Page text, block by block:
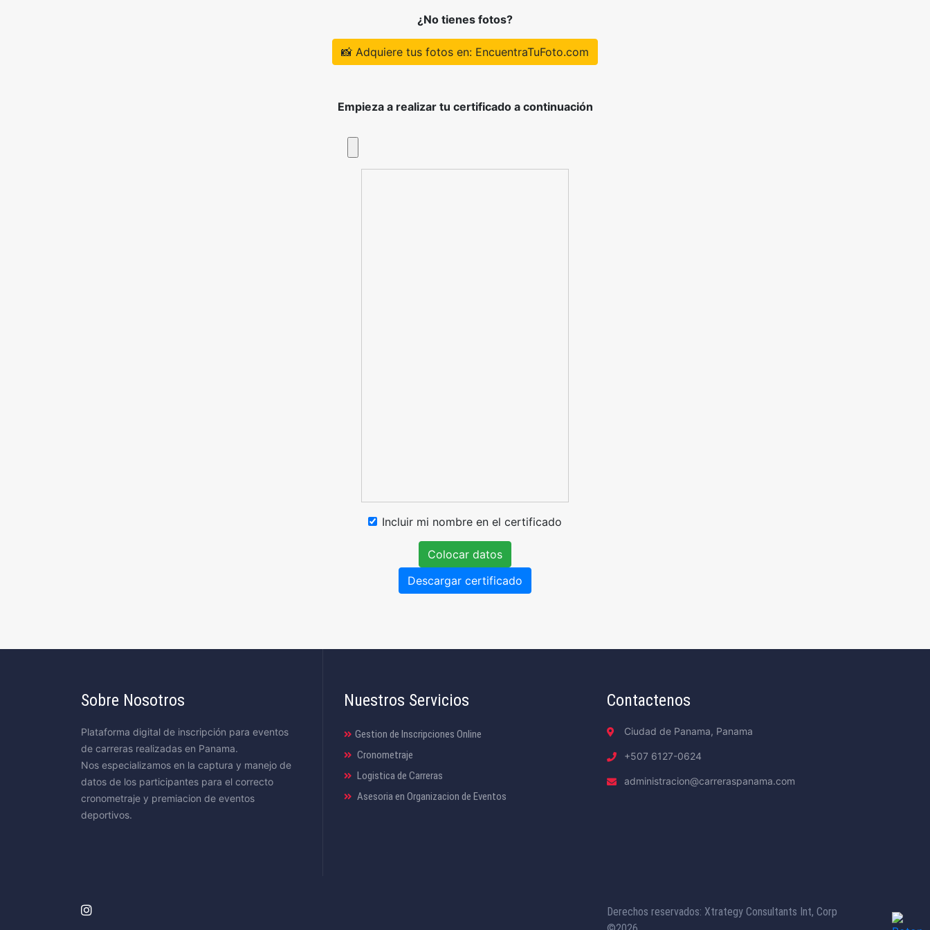
¿No tienes fotos?
📸 Adquiere tus fotos en: EncuentraTuFoto.com
Empieza a realizar tu certificado a continuación
Incluir mi nombre en el certificado
Colocar datos
Descargar certificado
Sobre Nosotros
Plataforma digital de inscripción para eventos
de carreras realizadas en Panama.
Nos especializamos en la captura y manejo de
datos de los participantes para el correcto
cronometraje y premiacion de eventos
deportivos.
Nuestros Servicios
Gestion de Inscripciones Online
Cronometraje
Logistica de Carreras
Asesoria en Organizacion de Eventos
Contactenos
Ciudad de Panama, Panama
+507 6127-0624
administracion@carreraspanama.com
Derechos reservados: Xtrategy Consultants Int, Corp